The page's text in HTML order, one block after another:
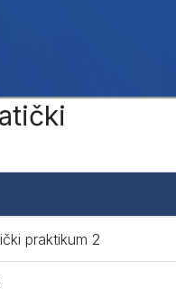
praktikum 2